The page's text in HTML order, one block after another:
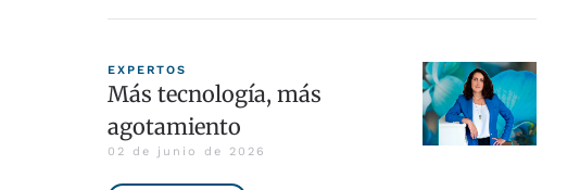
EXPERTOS
Más tecnología, más
agotamiento
02 de junio de 2026